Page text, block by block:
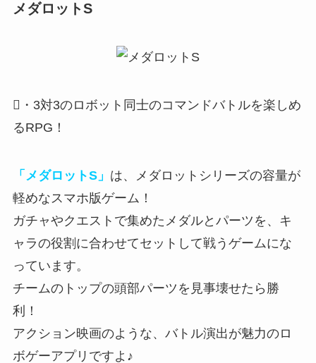
メダロットS
・3対3のロボット同士のコマンドバトルを楽しめ
るRPG！
「メダロットS」 は、メダロットシリーズの容量が
軽めなスマホ版ゲーム！
ガチャやクエストで集めたメダルとパーツを、キ
ャラの役割に合わせてセットして戦う ゲームにな
っています。
チームのトップの頭部パーツを見事壊せたら勝
利！
アクション映画のような、バトル演出が魅力のロ
ボゲーアプリですよ♪